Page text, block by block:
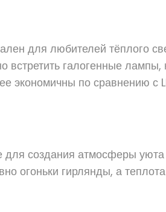
для любителей тёплого
галогенные
экономичны по сравнению с
создания атмосферы уюта
огоньки гирлянды, а